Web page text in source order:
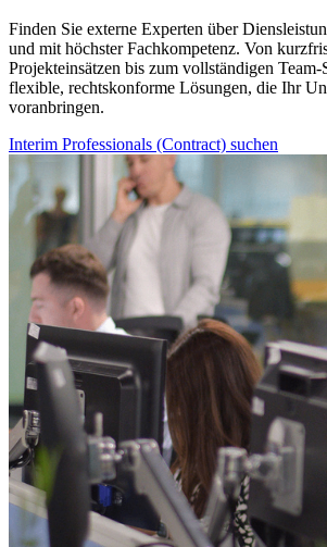
Finden Sie externe Experten über
und mit höchster Fachkompetenz. Von
Projekteinsätzen bis zum vollständigen
flexible, rechtskonforme Lösungen, die Ihr
voranbringen.
Interim Professionals (Contract) suchen